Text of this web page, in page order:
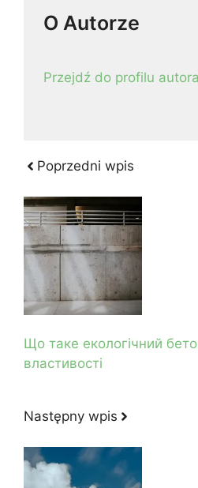
O Autorze
Przejdź do profilu autora
Poprzedni wpis
Що таке екологічний
властивості
Następny wpis